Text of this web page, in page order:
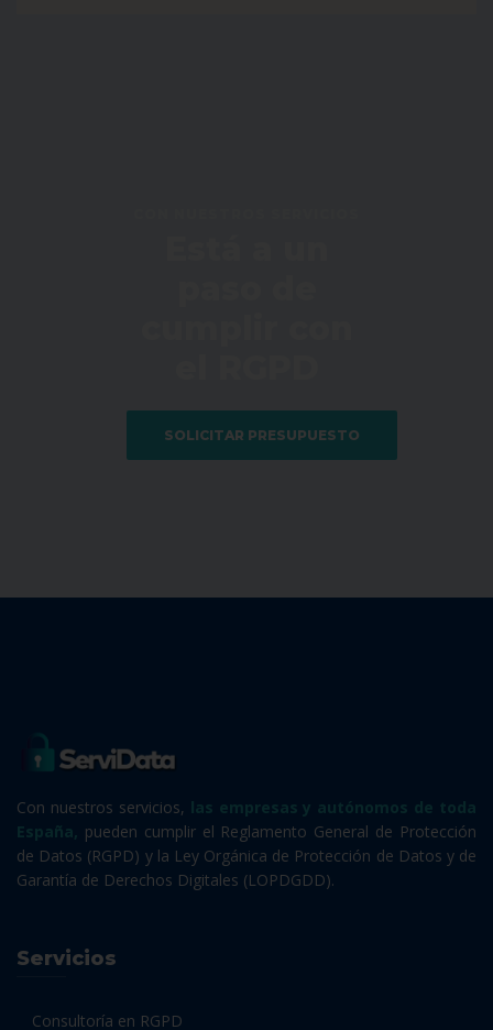
SOLICITAR PRESUPUESTO
Con nuestros servicios, las empresas y autónomos de toda
España, pueden cumplir el Reglamento General de Protección
de Datos (RGPD) y la Ley Orgánica de Protección de Datos y de
Garantía de Derechos Digitales (LOPDGDD).
Servicios
Consultoría en RGPD